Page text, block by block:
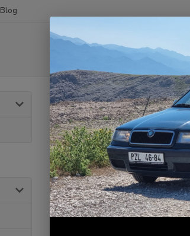
Blog
Úvod Výfuky Příslušenství
(trojůhelníková příruba)
Montážní sada
(trojůhelníková